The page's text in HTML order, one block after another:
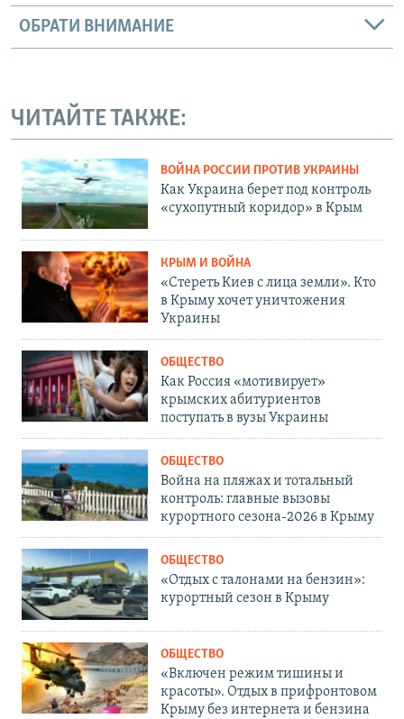
ОБРАТИ ВНИМАНИЕ
ЧИТАЙТЕ ТАКЖЕ:
ВОЙНА РОССИИ ПРОТИВ УКРАИНЫ
Как Украина берет под контроль
«сухопутный коридор» в Крым
КРЫМ И ВОЙНА
«Стереть Киев с лица земли». Кто
в Крыму хочет уничтожения
Украины
ОБЩЕСТВО
Как Россия «мотивирует»
крымских абитуриентов
поступать в вузы Украины
ОБЩЕСТВО
Война на пляжах и тотальный
контроль: главные вызовы
курортного сезона-2026 в Крыму
ОБЩЕСТВО
«Отдых с талонами на бензин»:
курортный сезон в Крыму
ОБЩЕСТВО
«Включен режим тишины и
красоты». Отдых в прифронтовом
Крыму без интернета и бензина